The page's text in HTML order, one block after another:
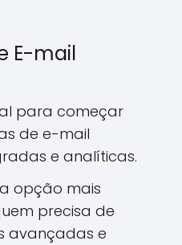
E-mail
para começar
de e-mail
e analíticas.
opção mais
precisa de
avançadas e